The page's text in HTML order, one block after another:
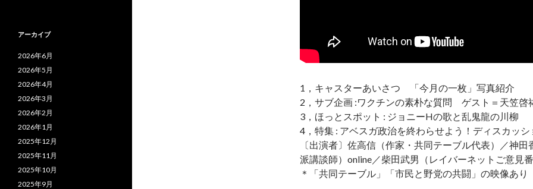
1，キャスターあいさつ 「今月の一枚」写真紹介
2，サブ企画 :ワクチンの素朴な質問 ゲスト＝天笠啓
3，ほっとスポット : ジョニーHの歌と乱鬼龍の川柳
4，特集 : アベスガ政治を終わらせよう！ディスカッシ
〔出演者〕佐高信（作家・共同テーブル代表）／神田
派講談師）online／柴田武男（レイバーネットご意見
＊「共同テーブル」「市民と野党の共闘」の映像あり
アーカイブ
2026年6月
2026年5月
2026年4月
2026年3月
2026年2月
2026年1月
2025年12月
2025年11月
2025年10月
2025年9月